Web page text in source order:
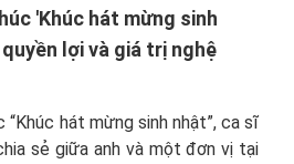
'Khúc hát mừng sinh
lợi và giá trị nghệ
“Khúc hát mừng sinh nhật”, ca sĩ
sẻ giữa anh và một đơn vị tại